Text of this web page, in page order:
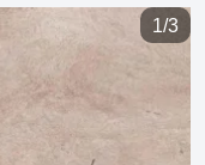
1/3